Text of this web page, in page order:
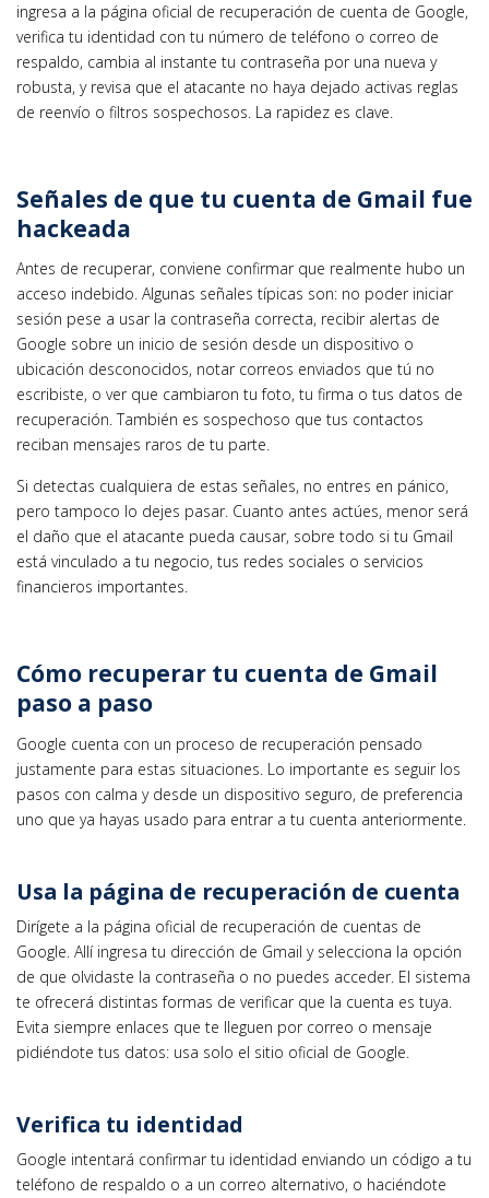
ingresa a la página oficial de recuperación de cuenta de Google,
verifica tu identidad con tu número de teléfono o correo de
respaldo, cambia al instante tu contraseña por una nueva y
robusta, y revisa que el atacante no haya dejado activas reglas
de reenvío o filtros sospechosos. La rapidez es clave.
Señales de que tu cuenta de Gmail fue
hackeada
Antes de recuperar, conviene confirmar que realmente hubo un
acceso indebido. Algunas señales típicas son: no poder iniciar
sesión pese a usar la contraseña correcta, recibir alertas de
Google sobre un inicio de sesión desde un dispositivo o
ubicación desconocidos, notar correos enviados que tú no
escribiste, o ver que cambiaron tu foto, tu firma o tus datos de
recuperación. También es sospechoso que tus contactos
reciban mensajes raros de tu parte.
Si detectas cualquiera de estas señales, no entres en pánico,
pero tampoco lo dejes pasar. Cuanto antes actúes, menor será
el daño que el atacante pueda causar, sobre todo si tu Gmail
está vinculado a tu negocio, tus redes sociales o servicios
financieros importantes.
Cómo recuperar tu cuenta de Gmail
paso a paso
Google cuenta con un proceso de recuperación pensado
justamente para estas situaciones. Lo importante es seguir los
pasos con calma y desde un dispositivo seguro, de preferencia
uno que ya hayas usado para entrar a tu cuenta anteriormente.
Usa la página de recuperación de cuenta
Dirígete a la página oficial de recuperación de cuentas de
Google. Allí ingresa tu dirección de Gmail y selecciona la opción
de que olvidaste la contraseña o no puedes acceder. El sistema
te ofrecerá distintas formas de verificar que la cuenta es tuya.
Evita siempre enlaces que te lleguen por correo o mensaje
pidiéndote tus datos: usa solo el sitio oficial de Google.
Verifica tu identidad
Google intentará confirmar tu identidad enviando un código a tu
teléfono de respaldo o a un correo alternativo, o haciéndote